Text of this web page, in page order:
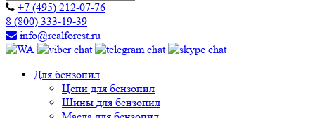
+7 (495) 212-07-76
8 (800) 333-19-39
info@realforest.ru
Для бензопил
Цепи для бензопил
Шины для бензопил